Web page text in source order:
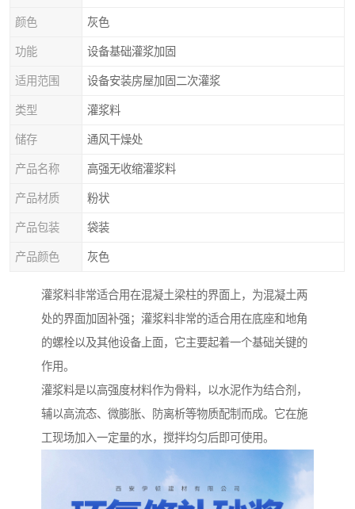
颜色 灰色
功能 设备基础灌浆加固
适用范围 设备安装房屋加固二次灌浆
类型 灌浆料
储存 通风干燥处
产品名称 高强无收缩灌浆料
产品材质 粉状
产品包装 袋装
产品颜色 灰色
灌浆料非常适合用在混凝土梁柱的界面上，为混凝土两
处的界面加固补强；灌浆料非常的适合用在底座和地角
的螺栓以及其他设备上面，它主要起着一个基础关键的
作用。
灌浆料是以高强度材料作为骨料，以水泥作为结合剂，
辅以高流态、微膨胀、防离析等物质配制而成。它在施
工现场加入一定量的水，搅拌均匀后即可使用。